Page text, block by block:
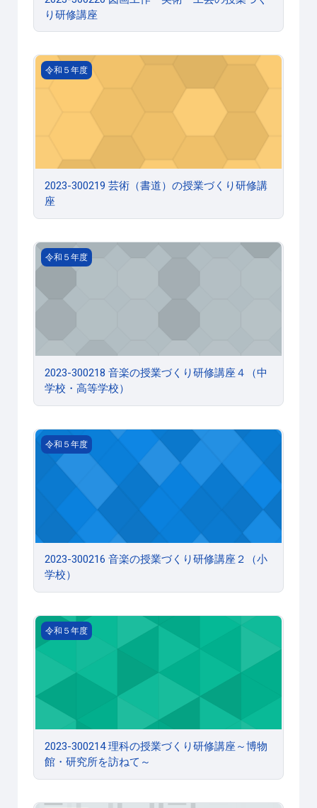
り研修講座
2023-300219 芸術（書道）の授業づくり研修講座
令和５年度
2023-300219 芸術（書道）の授業づくり研修講
座
2023-300218 音楽の授業づくり研修講座４（中学校・高
令和５年度
2023-300218 音楽の授業づくり研修講座４（中
学校・高等学校）
2023-300216 音楽の授業づくり研修講座２（小学校）
令和５年度
2023-300216 音楽の授業づくり研修講座２（小
学校）
2023-300214 理科の授業づくり研修講座～博物館・研究
令和５年度
2023-300214 理科の授業づくり研修講座～博物
館・研究所を訪ねて～